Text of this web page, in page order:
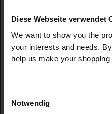
Diese Webseite verwendet
We want to show you the
your interests and needs.
help us make your
Notwendig
24,70